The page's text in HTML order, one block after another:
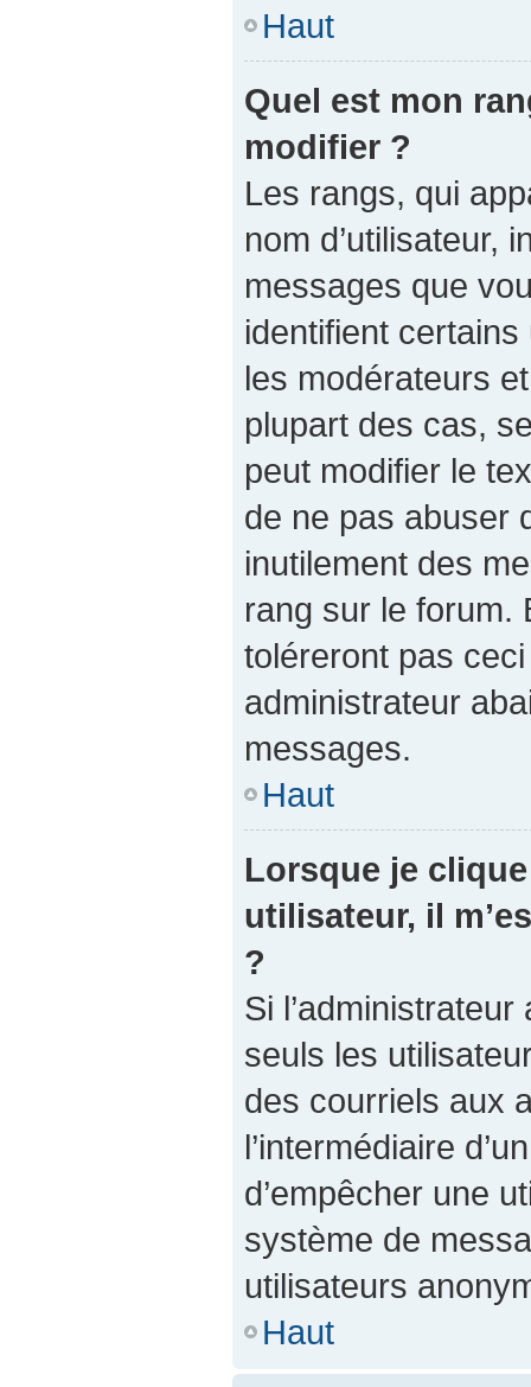
Haut
Quel est mon
modifier ?
Les rangs, qui
nom d’utilisateur,
messages que
identifient
les modérateurs
plupart des cas,
peut modifier le
de ne pas abuser
inutilement des
rang sur le forum.
toléreront pas
administrateur
messages.
Haut
Lorsque je
utilisateur, il
?
Si
seuls les
des courriels aux
l’intermédiaire
d’empêcher une
système de
utilisateurs
Haut